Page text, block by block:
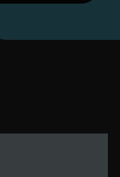
votre
72